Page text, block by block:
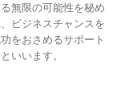
無限の可能性を秘め
ビジネスチャンスを
をおさめるサポート
いいます。